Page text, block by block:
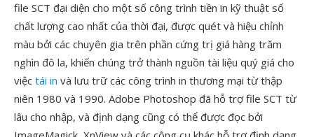
file SCT đại diện cho một số công trình tiền in kỹ thuật số
chất lượng cao nhất của thời đại, được quét và hiệu chỉnh
màu bởi các chuyên gia trên phần cứng trị giá hàng trăm
nghìn đô la, khiến chúng trở thành nguồn tài liệu quý giá cho
việc tái in và lưu trữ các công trình in thương mại từ thập
niên 1980 và 1990. Adobe Photoshop đã hỗ trợ file SCT từ
lâu cho nhập, và định dạng cũng có thể được đọc bởi